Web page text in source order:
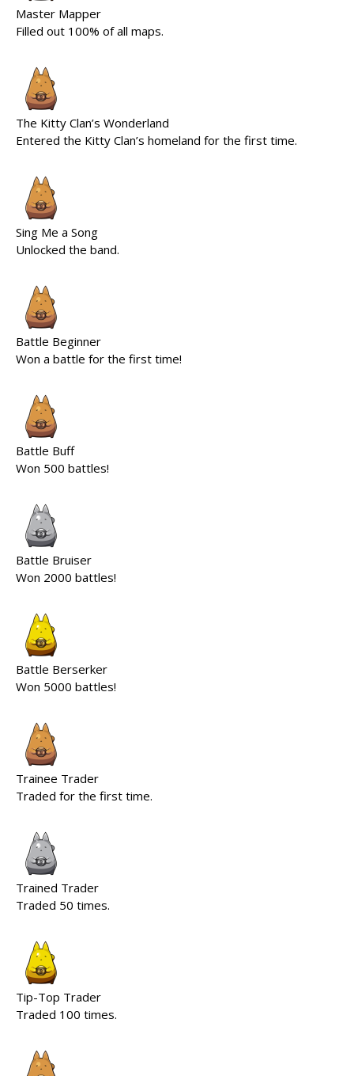
Master Mapper
Filled out 100% of all maps.
The Kitty Clan’s Wonderland
Entered the Kitty Clan’s homeland for the first time.
Sing Me a Song
Unlocked the band.
Battle Beginner
Won a battle for the first time!
Battle Buff
Won 500 battles!
Battle Bruiser
Won 2000 battles!
Battle Berserker
Won 5000 battles!
Trainee Trader
Traded for the first time.
Trained Trader
Traded 50 times.
Tip-Top Trader
Traded 100 times.